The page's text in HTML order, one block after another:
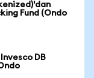
Fund (Ondo
DB